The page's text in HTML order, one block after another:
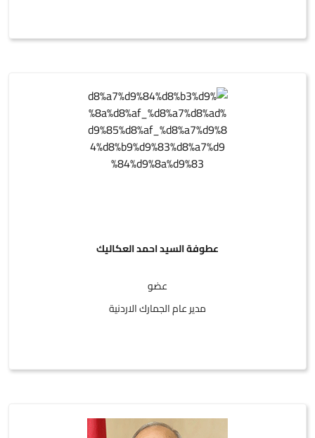
عطوفة السيد احمد العكاليك
عضو
مدير عام الجمارك الاردنية